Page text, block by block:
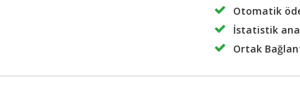
Otomatik
İstatistik
Ortak